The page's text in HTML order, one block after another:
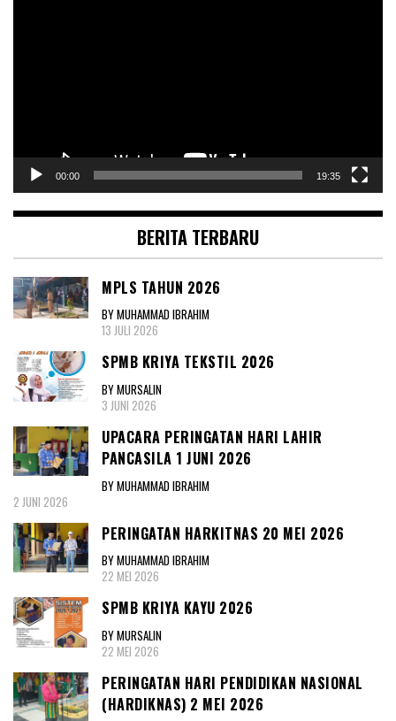
00:00 19:35
BERITA TERBARU
MPLS TAHUN 2026
BY MUHAMMAD IBRAHIM
13 JULI 2026
SPMB KRIYA TEKSTIL 2026
BY MURSALIN
3 JUNI 2026
UPACARA PERINGATAN HARI LAHIR
PANCASILA 1 JUNI 2026
BY MUHAMMAD IBRAHIM
2 JUNI 2026
PERINGATAN HARKITNAS 20 MEI 2026
BY MUHAMMAD IBRAHIM
22 MEI 2026
SPMB KRIYA KAYU 2026
BY MURSALIN
22 MEI 2026
PERINGATAN HARI PENDIDIKAN NASIONAL
(HARDIKNAS) 2 MEI 2026